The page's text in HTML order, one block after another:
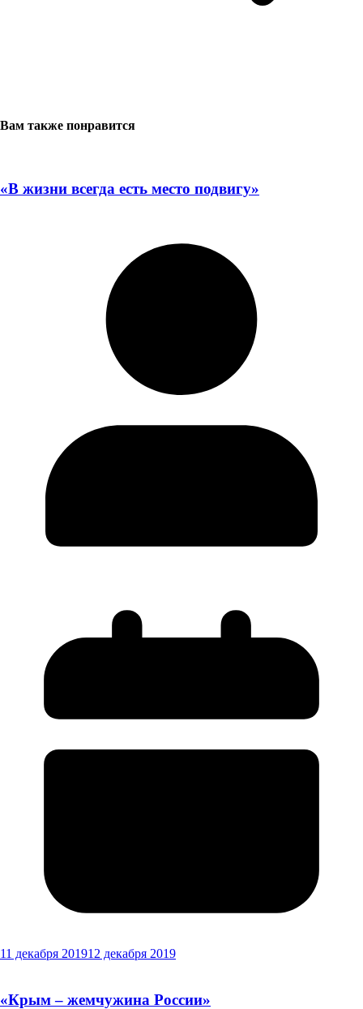
Вам также понравится
«В жизни всегда есть место подвигу»
11 декабря 201912 декабря 2019
«Крым – жемчужина России»